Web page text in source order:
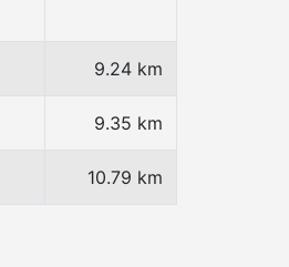
9.24 km
9.35 km
10.79 km